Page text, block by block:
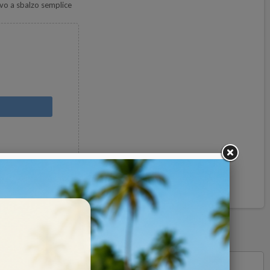
a sbalzo semplice